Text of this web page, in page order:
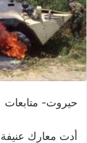
حيروت- متابعات
أدت معارك